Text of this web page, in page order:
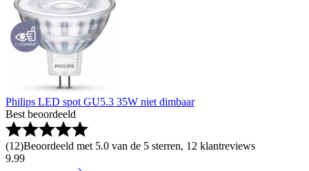
Philips LED spot GU5.3 35W niet dimbaar
Best beoordeeld
(12)Beoordeeld met 5.0 van de 5 sterren, 12 klantreviews
9.99